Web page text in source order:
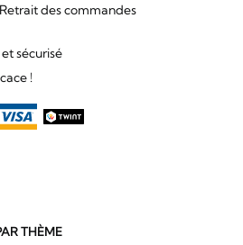
des commandes
sécurisé
!
THÈME